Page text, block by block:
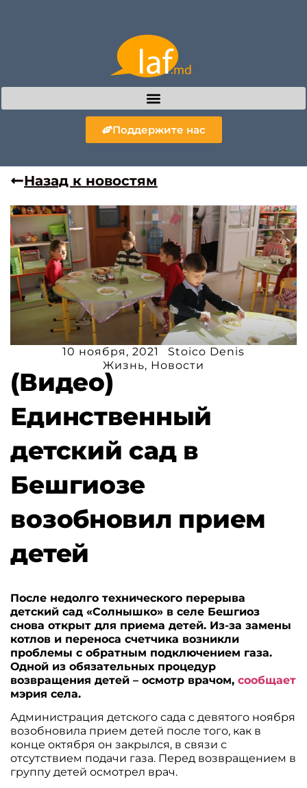
Поддержите нас
Назад к новостям
10 ноября, 2021
Stoico Denis
Жизнь, Новости
(Видео)
Единственный
детский сад в
Бешгиозе
возобновил прием
детей
После недолго технического перерыва
детский сад «Солнышко» в селе Бешгиоз
снова открыт для приема детей. Из-за замены
котлов и переноса счетчика возникли
проблемы с обратным подключением газа.
Одной из обязательных процедур
возвращения детей – осмотр врачом, сообщает
мэрия села.
Администрация детского сада с девятого ноября
возобновила прием детей после того, как в
конце октября он закрылся, в связи с
отсутствием подачи газа. Перед возвращением в
группу детей осмотрел врач.